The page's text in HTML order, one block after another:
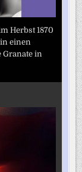
Herbst 1870
einen
Granate in